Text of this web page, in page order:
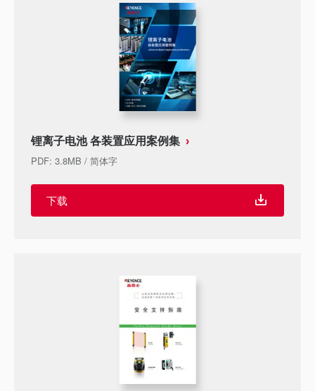
锂离子电池 各装置应用案例集
PDF: 3.8MB / 简体字
下载